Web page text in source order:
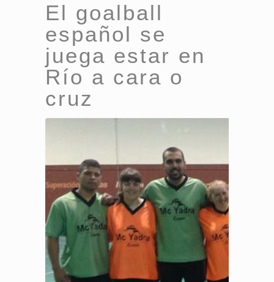
El goalball
español se
juega estar en
Río a cara o
cruz